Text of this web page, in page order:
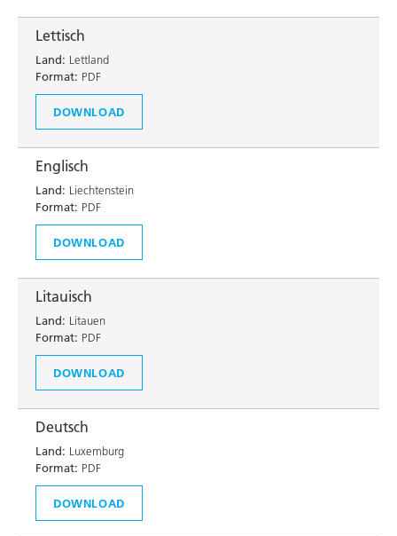
Lettisch
Land: Lettland
Format: PDF
DOWNLOAD
Englisch
Land: Liechtenstein
Format: PDF
DOWNLOAD
Litauisch
Land: Litauen
Format: PDF
DOWNLOAD
Deutsch
Land: Luxemburg
Format: PDF
DOWNLOAD